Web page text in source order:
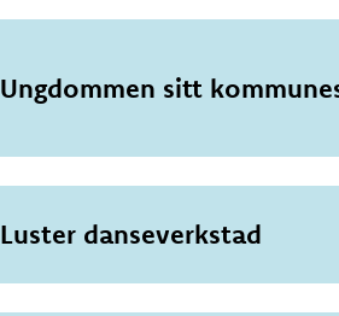
Ungdommen sitt
Luster danseverkstad